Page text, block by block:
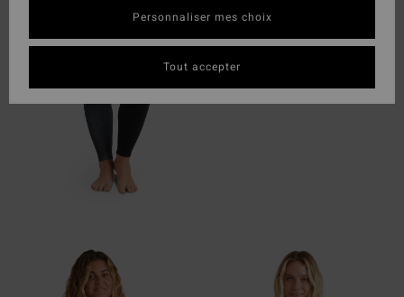
Coutures Power Seams
soudées
Caoutchouc naturel
Personnaliser mes choix
Tout accepter